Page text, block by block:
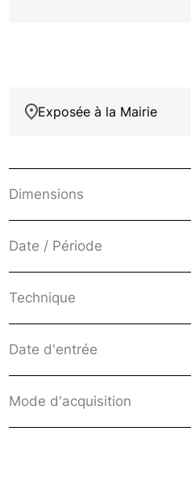
Exposée à la Mairie
Dimensions
Date / Période
Technique
Date d'entrée
Mode d'acquisition